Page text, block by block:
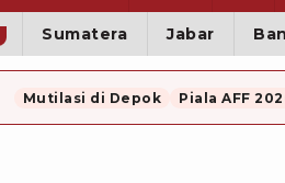
Sumatera Jabar
Mutilasi di Depok Piala AFF